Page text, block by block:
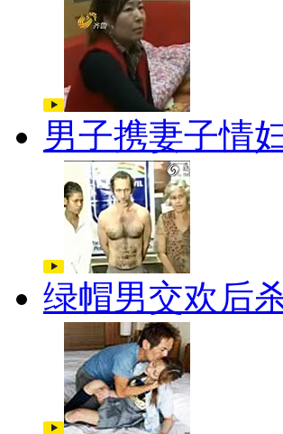
男子携妻子情
绿帽男交欢后